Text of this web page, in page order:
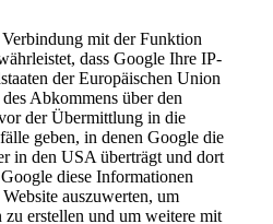
mit der Funktion
dass Google Ihre IP-
der Europäischen Union
Abkommens über den
der Übermittlung in die
geben, in denen Google die
in den USA überträgt und dort
diese Informationen
auszuwerten, um
erstellen und um weitere mit